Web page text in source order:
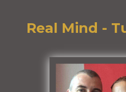
Real Mind -